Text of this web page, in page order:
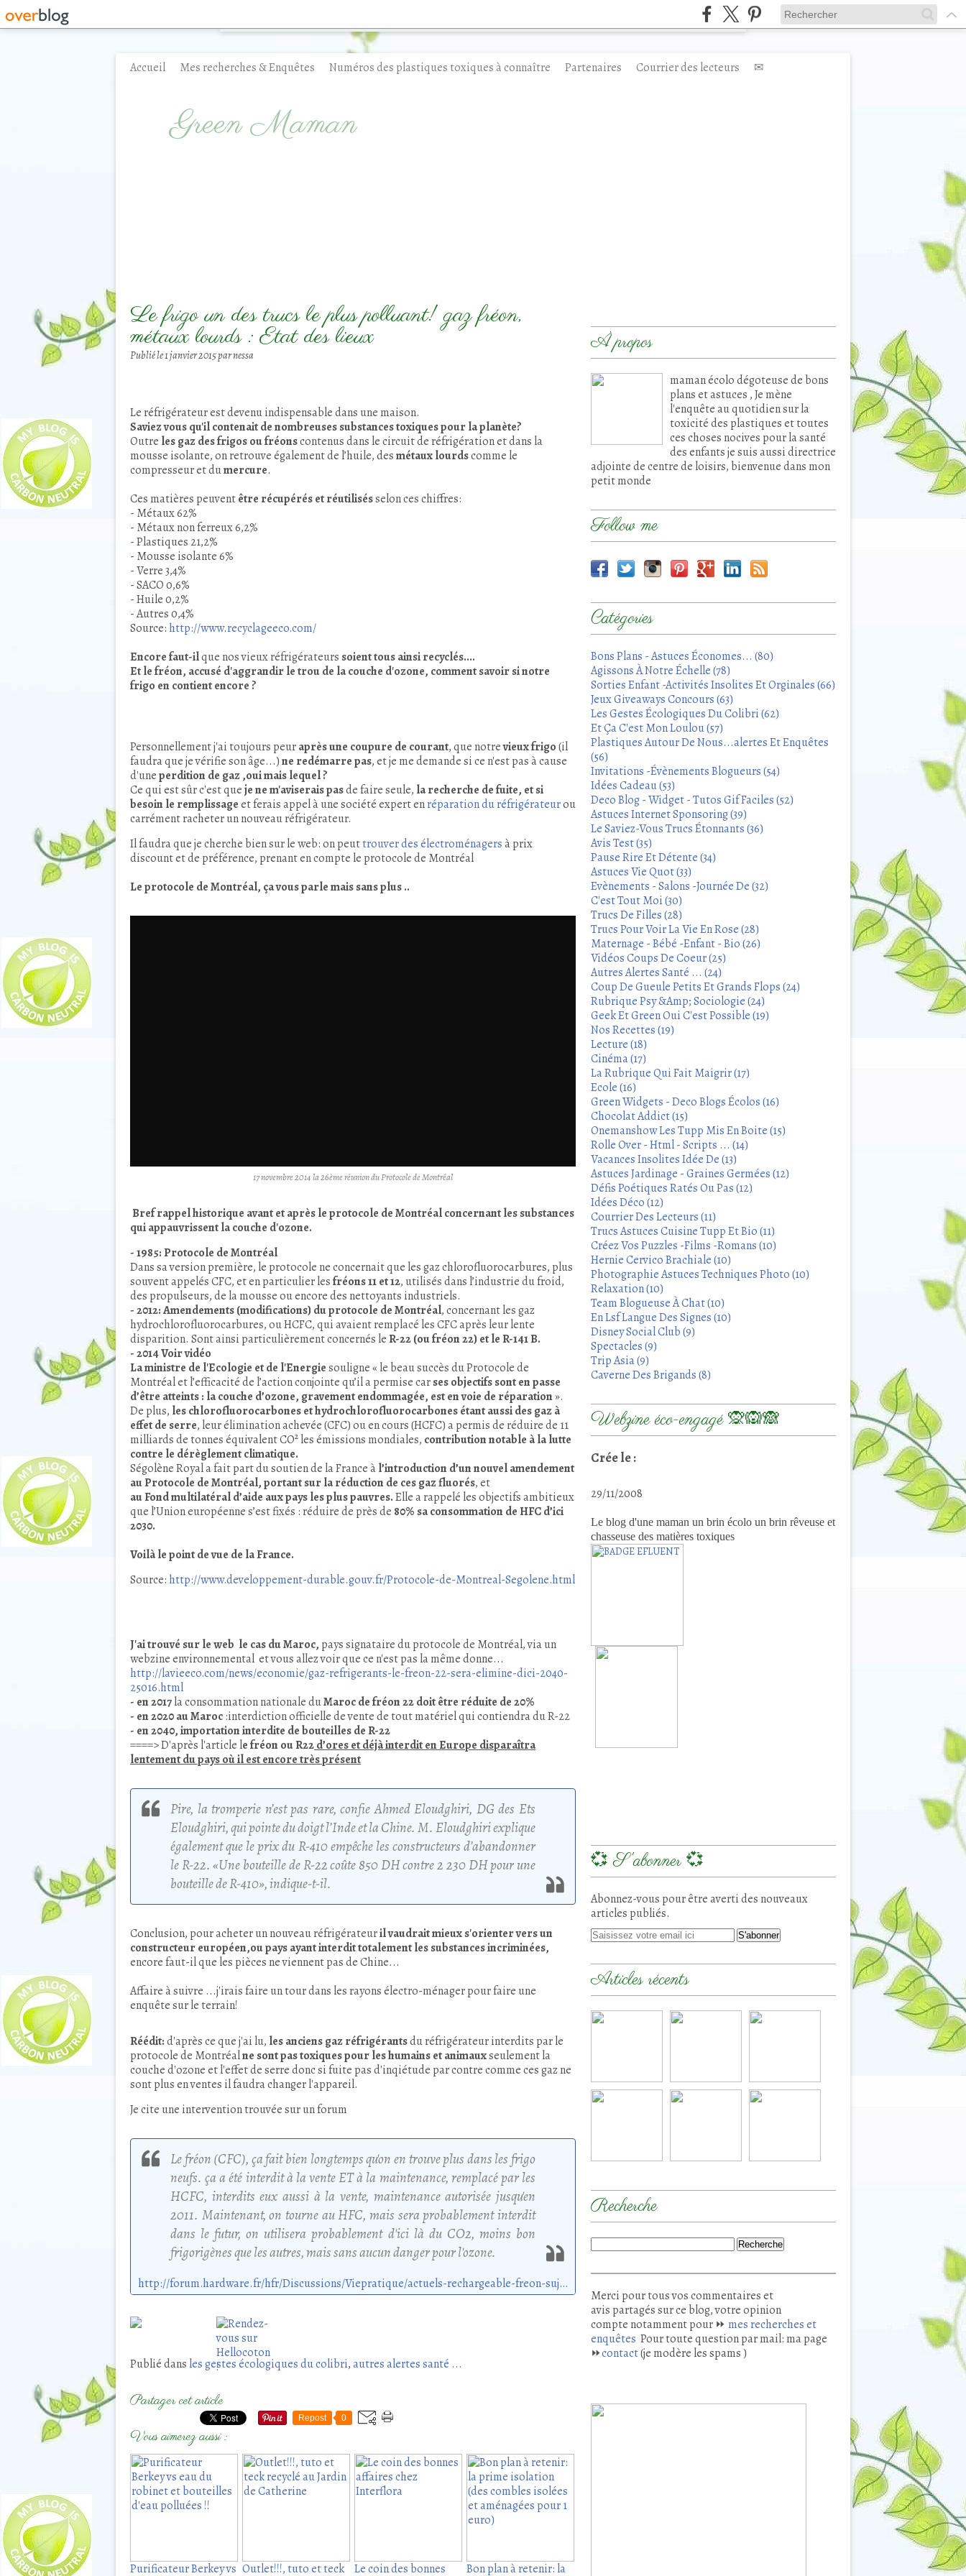
Green Maman
Accueil Mes recherches & Enquêtes Numéros des plastiques toxiques à connaître Partenaires Courrier des lecteurs
✉
Le frigo un des trucs le plus polluant! gaz fréon,
métaux lourds : Etat des lieux
Publié le1 janvier 2015par nessa
Le réfrigérateur est devenu indispensable dans une maison.
Saviez vous qu'il contenait de nombreuses substances toxiques pour la planète?
Outre les gaz des frigos ou fréonscontenus dans le circuit de réfrigération et dans la
mousse isolante, on retrouve également de l’huile, desmétaux lourdscomme le
compresseur et dumercure.
Ces matières peuventêtre récupérés et réutilisésselon ces chiffres:
- Métaux 62%
- Métaux non ferreux 6,2%
- Plastiques 21,2%
- Mousse isolante 6%
- Verre 3,4%
- SACO 0,6%
- Huile 0,2%
- Autres 0,4%
Source: http://www.recyclageeco.com/
Encore faut-ilque nos vieuxréfrigérateurs soient tous ainsi recyclés....
Et le fréon, accusé d'aggrandir le trou de la couche d'ozone, comment savoir si notre
frigo en contient encore ?
Personnellement j'ai toujours peuraprès une coupure de courant, que notrevieux frigo(il
faudra que je vérifie son âge...)ne redémarre pas, et je me demande si ce n'est pas à cause
d'uneperdition de gaz ,oui mais lequel ?
Ce qui est sûr c'est queje ne m'aviserais pasde faire seule, la recherche de fuite, et si
besoin le remplissageet ferais appel à une société expert enréparation du réfrigérateurou
carrément racheter un nouveauréfrigérateur.
Il faudra que je cherche bien sur le web: on peuttrouver des électroménagers à prix
discount et de préférence, prenant en compte le protocole de Montréal
Le protocole de Montréal, ça vous parle mais sans plus ..
17 novembre 2014 la 26ème réunion du Protocole de Montréal
Bref rappel historique avant et après le protocole de Montréal concernantles substances
qui appauvrissent la couche d'ozone.
- 1985: Protocole de Montréal
Dans sa version première, le protocole ne concernait que les gaz chlorofluorocarbures, plus
souvent appelés CFC, et en particulier lesfréons 11 et 12, utilisés dans l’industrie du froid,
des propulseurs, de la mousse ou encore des nettoyants industriels.
- 2012: Amendements (modifications) du protocole de Montréal, concernant lesgaz
hydrochlorofluorocarbures, ou HCFC, qui avaient remplacé les CFC après leur lente
disparition. Sont ainsi particulièrement concernés leR-22 (ou fréon 22) et le R-141 B.
- 2014 Voir vidéo
La ministre de l'Ecologie et de l'Energiesouligne « le beau succès du Protocole de
Montréal et l’efficacité de l’action conjointe qu’il a permise carses objectifs sont en passe
d’être atteints : la couche d’ozone, gravement endommagée, est en voie de réparation».
De plus, les chlorofluorocarbones et hydrochlorofluorocarbones étant aussi des gaz à
effet de serre, leur élimination achevée (CFC) ou en cours (HCFC) a permis de réduire de 11
milliards de tonnes équivalent CO² les émissions mondiales, contribution notable à la lutte
contre le dérèglement climatique.
Ségolène Royal a fait part du soutien de la France àl’introduction d’un nouvel amendement
au Protocole de Montréal, portant sur la réduction de ces gaz fluorés, et
au Fond multilatéral d’aide aux pays les plus pauvres.Elle a rappelé les objectifs ambitieux
que l’Union européenne s’est fixés : réduire de près de 80% sa consommation de HFC d’ici
2030.
Voilà le point de vue de la France.
Source: http://www.developpement-durable.gouv.fr/Protocole-de-Montreal-Segolene.html​
J'ai trouvé sur le web le cas du Maroc, pays signataire du protocole de Montréal, via un
webzine environnemental et vous allez voir que ce n'est pas la même donne...
http://lavieeco.com/news/economie/gaz-refrigerants-le-freon-22-sera-elimine-dici-2040-
25016.html
- en 2017la consommation nationale duMaroc de fréon 22 doit être réduite de 20%
- en 2020 au Maroc :interdiction officielle de vente de tout matériel qui contiendra du R-22
- en 2040, importation interdite de bouteilles de R-22
====> D'après l'article le fréon ou R22d’ores et déjà interdit en Europe disparaîtra
lentement du pays où il est encore très présent
Pire, la tromperie n’est pas rare, confie Ahmed Eloudghiri, DG des Ets
Eloudghiri, qui pointe du doigt l’Inde et la Chine. M. Eloudghiri explique
également que le prix du R-410 empêche les constructeurs d’abandonner
le R-22. «Une bouteille de R-22 coûte 850 DH contre 2 230 DH pour une
bouteille de R-410», indique-t-il.
Conclusion, pour acheter un nouveauréfrigérateuril vaudrait mieux s'orienter vers un
constructeur européen,ou pays ayant interdit totalement les substances incriminées,
encore faut-il que les pièces ne viennent pas de Chine...
Affaire à suivre ...j'irais faire un tour dans les rayons électro-ménager pour faire une
enquête sur le terrain!
Réédit:d'après ce que j'ai lu, les anciens gaz réfrigérantsdu réfrigérateur interdits par le
protocole de Montréalne sont pas toxiques pour les humains et animauxseulement la
couche d'ozone et l'effet de serre donc si fuite pas d'inqiétude par contre comme ces gaz ne
sont plus en ventes il faudra changer l'appareil.
Je cite une intervention trouvée sur un forum
Le fréon (CFC), ça fait bien longtemps qu'on en trouve plus dans les frigo
neufs. ça a été interdit à la vente ET à la maintenance, remplacé par les
HCFC, interdits eux aussi à la vente, maintenance autorisée jusqu'en
2011. Maintenant, on tourne au HFC, mais sera probablement interdit
dans le futur, on utilisera probablement d'ici là du CO2, moins bon
frigorigènes que les autres, mais sans aucun danger pour l'ozone.
http://forum.hardware.fr/hfr/Discussions/Viepratique/actuels-rechargeable-freon-sujet_68029_1.htm
Publié dans les gestes écologiques du colibri, autres alertes santé ...
Partager cet article
Repost 0
Vous aimerez aussi :
Purificateur Berkey vs Outlet!!!, tuto et teck
Le coin des bonnes
Bon plan à retenir: la
À propos
maman écolo dégoteuse de bons
plans et astuces , Je mène
l'enquête au quotidien sur la
toxicité des plastiques et toutes
ces choses nocives pour la santé
des enfants je suis aussi directrice
adjointe de centre de loisirs, bienvenue dans mon
petit monde
Follow me
Catégories
Bons Plans - Astuces Économes... (80)
Agissons À Notre Échelle (78)
Sorties Enfant -Activités Insolites Et Orginales (66)
Jeux Giveaways Concours (63)
Les Gestes Écologiques Du Colibri (62)
Et Ça C'est Mon Loulou (57)
Plastiques Autour De Nous...alertes Et Enquêtes
(56)
Invitations -Évènements Blogueurs (54)
Idées Cadeau (53)
Deco Blog - Widget - Tutos Gif Faciles (52)
Astuces Internet Sponsoring (39)
Le Saviez-Vous Trucs Étonnants (36)
Avis Test (35)
Pause Rire Et Détente (34)
Astuces Vie Quot (33)
Evènements - Salons -Journée De (32)
C'est Tout Moi (30)
Trucs De Filles (28)
Trucs Pour Voir La Vie En Rose (28)
Maternage - Bébé -Enfant - Bio (26)
Vidéos Coups De Coeur (25)
Autres Alertes Santé ... (24)
Coup De Gueule Petits Et Grands Flops (24)
Rubrique Psy &Amp; Sociologie (24)
Geek Et Green Oui C'est Possible (19)
Nos Recettes (19)
Lecture (18)
Cinéma (17)
La Rubrique Qui Fait Maigrir (17)
Ecole (16)
Green Widgets - Deco Blogs Écolos (16)
Chocolat Addict (15)
Onemanshow Les Tupp Mis En Boite (15)
Rolle Over - Html - Scripts ... (14)
Vacances Insolites Idée De (13)
Astuces Jardinage - Graines Germées (12)
Défis Poétiques Ratés Ou Pas (12)
Idées Déco (12)
Courrier Des Lecteurs (11)
Trucs Astuces Cuisine Tupp Et Bio (11)
Créez Vos Puzzles -Films -Romans (10)
Hernie Cervico Brachiale (10)
Photographie Astuces Techniques Photo (10)
Relaxation (10)
Team Blogueuse À Chat (10)
En Lsf Langue Des Signes (10)
Disney Social Club (9)
Spectacles (9)
Trip Asia (9)
Caverne Des Brigands (8)
Webzine éco-engagé 🙊🙉🙈
Crée le :
29/11/2008
Le blog d'une maman un brin écolo un brin rêveuse et
chasseuse des matières toxiques
💞 S'abonner 💞
Abonnez-vous pour être averti des nouveaux
articles publiés.
Articles récents
Recherche
Merci pour tous vos commentaires et
avis partagés sur ce blog, votre opinion
compte notamment pour ⏩ mes recherches et
enquêtes Pour toute question par mail: ma page
⏩contact(je modère les spams )